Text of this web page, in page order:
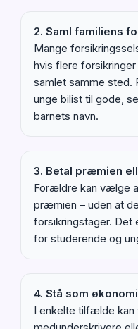
2. Saml familiens
Mange
hvis flere
samlet samme sted.
unge bilist til gode,
barnets navn.
3. Betal præmien
Forældre kan vælge
præmien – uden at
forsikringstager. Det
for studerende og
4. Stå som
I enkelte tilfælde